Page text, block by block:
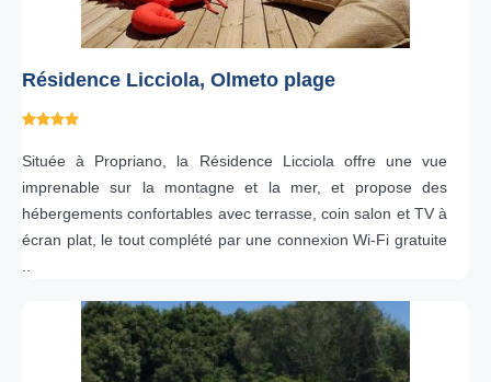
Résidence Licciola, Olmeto plage
Située à Propriano, la Résidence Licciola offre une vue
imprenable sur la montagne et la mer, et propose des
hébergements confortables avec terrasse, coin salon et TV à
écran plat, le tout complété par une connexion Wi-Fi gratuite